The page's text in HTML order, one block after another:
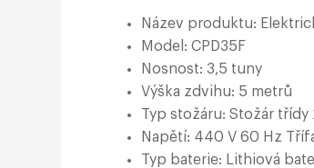
Název produktu:
Model: CPD35F
Nosnost: 3,5 tuny
Výška zdvihu: 5 metrů
Typ stožáru: Stožár třídy
Napětí: 440 V 60 Hz
Typ baterie: Lithiová